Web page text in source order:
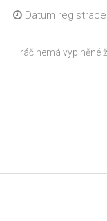
Datum
Hráč nemá vyplněné